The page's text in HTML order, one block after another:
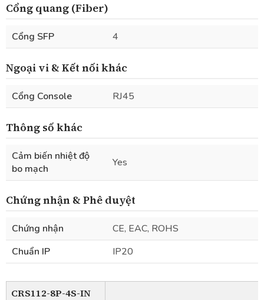
Cổng quang (Fiber)
Cổng SFP 4
Ngoại vi & Kết nối khác
Cổng Console RJ45
Thông số khác
Cảm biến nhiệt độ
bo mạch
Yes
Chứng nhận & Phê duyệt
Chứng nhận
CE, EAC, ROHS
Chuẩn IP
IP20
CRS112-8P-4S-IN